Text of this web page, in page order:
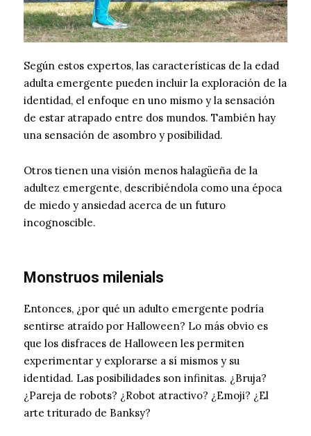
Según estos expertos, las características de la edad
adulta emergente pueden incluir la exploración de la
identidad, el enfoque en uno mismo y la sensación
de estar atrapado entre dos mundos. También hay
una sensación de asombro y posibilidad.
Otros tienen una visión menos halagüeña de la
adultez emergente, describiéndola como una época
de miedo y ansiedad acerca de un futuro
incognoscible.
Monstruos milenials
Entonces, ¿por qué un adulto emergente podría
sentirse atraído por Halloween? Lo más obvio es
que los disfraces de Halloween les permiten
experimentar y explorarse a sí mismos y su
identidad. Las posibilidades son infinitas. ¿Bruja?
¿Pareja de robots? ¿Robot atractivo? ¿Emoji? ¿El
arte triturado de Banksy?